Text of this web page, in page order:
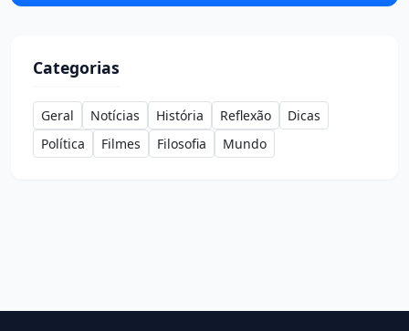
Categorias
Geral Notícias História Reflexão
Dicas
Política
Filmes Filosofia Mundo